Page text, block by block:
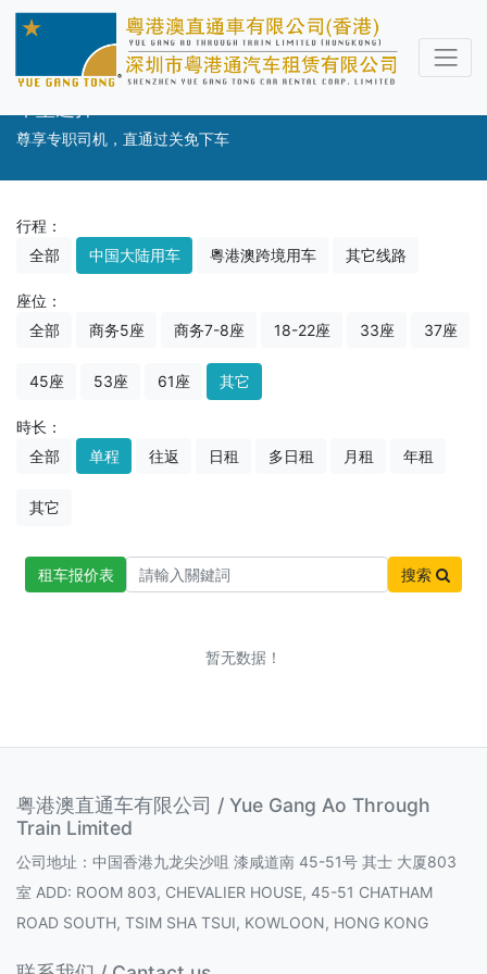
尊享专职司机，直通过关免下车
行程：
全部
中国大陆用车 粵港澳跨境用车 其它线路
座位：
全部
商务5座 商务7-8座 18-22座 33座 37座
45座 53座 61座 其它
時长：
全部
单程 往返 日租 多日租 月租 年租
其它
租车报价表 搜索
暂无数据！
粤港澳直通车有限公司 / Yue Gang Ao Through
Train Limited
公司地址：中国香港九龙尖沙咀 漆咸道南 45-51号 其士 大厦803
室 ADD: ROOM 803, CHEVALIER HOUSE, 45-51 CHATHAM
ROAD SOUTH, TSIM SHA TSUI, KOWLOON, HONG KONG